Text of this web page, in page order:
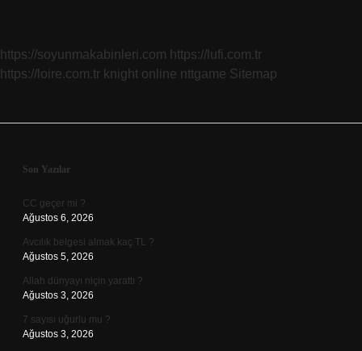
https://soyunmakabinleri.com https://lufi.com.tr
https://loire.com.tr knight online nttgame Sitemap
Sidebar
Son Yazılar
CC geçer mi ?
Ağustos 6, 2026
Avcılık belgesi almak kaç TL ?
Ağustos 5, 2026
Allah dünyayı niçin yarattı ?
Ağustos 3, 2026
7 sayısı uğurlu mu ?
Ağustos 3, 2026